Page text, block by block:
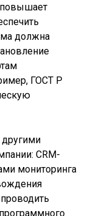
должна
ГОСТ Р
другими
CRM-
мониторинга